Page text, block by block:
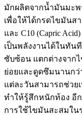
มักผลิตจากน้ำมันมะ
เพื่อให้ได้กรดไขมันสา
และ C10 (Capric
เป็นพลังงานได้ในทัน
ซับซ้อน แตกต่างจากไ
ย่อยและดูดซึมนานกว่
แต่ละวันสามารถช่วย
ทำให้รู้สึกหนักท้อง อีก
การใช้ไขมันสะสมใน